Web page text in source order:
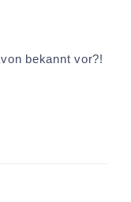
bekannt vor?!